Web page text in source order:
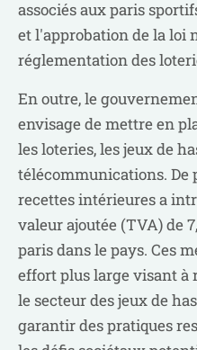
associés aux paris
et l'approbation de la loi
réglementation des
En outre, le
envisage de mettre en
les loteries, les jeux de
télécommunications. De
recettes intérieures a
valeur ajoutée (TVA) de
paris dans le pays. Ces
effort plus large visant à
le secteur des jeux de
garantir des pratiques